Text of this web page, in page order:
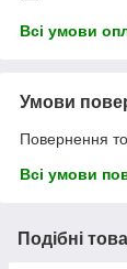
Всі умови
Умови
Повернення
Всі умови
Подібні